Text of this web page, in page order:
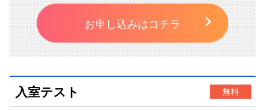
お申し込みはコチラ
入室テスト 無料